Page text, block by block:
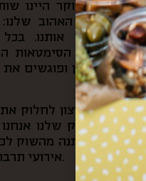
של הבוקר היינו
בשוק האהוב
שמילאו אותנו. בכל
ועוברים דרך הסימטאות
חוזרים דרכן ופוגשים
האלה והרצון לחלוק
בעסק שלנו אנחנו
קופסאות מתנה מהשוק
אירועי תרבות וקולנריה מקומית.